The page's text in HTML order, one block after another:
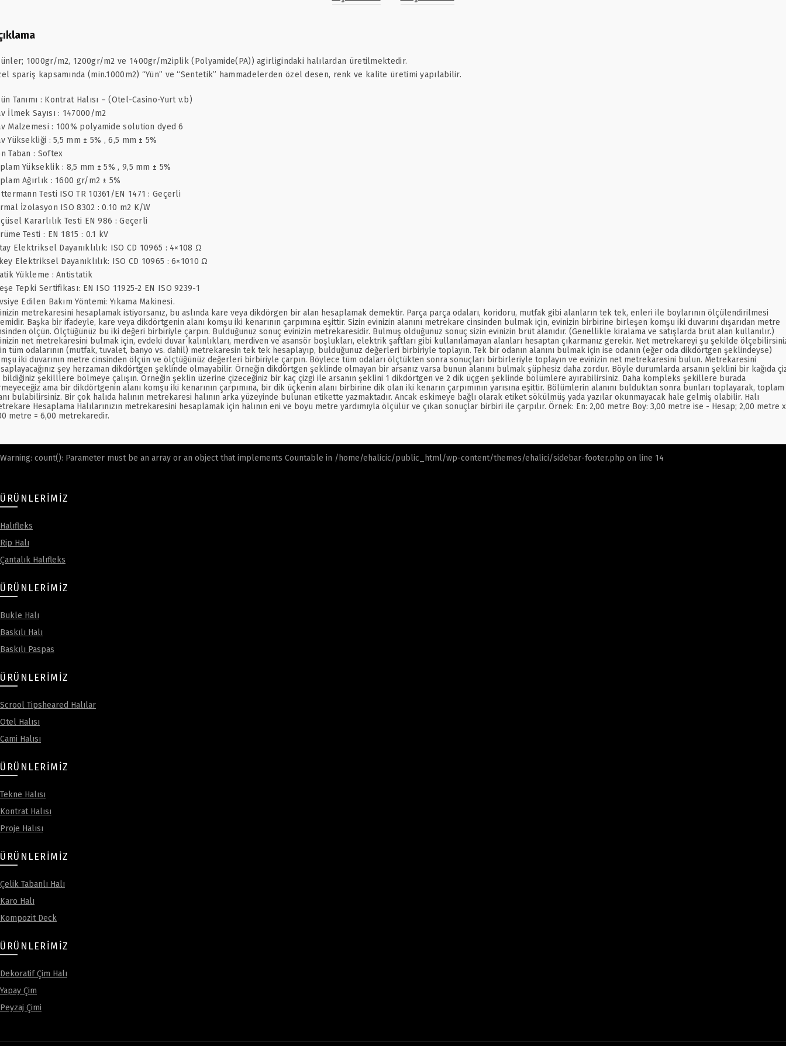
1000gr/m2, 1200gr/m2 ve 1400gr/m2iplik (Polyamide(PA)) agirligindaki halılardan üretilmektedir.
spariş kapsamında (min.1000m2) “Yün” ve “Sentetik” hammadelerden özel desen, renk ve kalite üretimi yapılabilir.
Tanımı : Kontrat Halısı – (Otel-Casino-Yurt v.b)
İlmek Sayısı : 147000/m2
Malzemesi : 100% polyamide solution dyed 6
Yüksekliği : 5,5 mm ± 5% , 6,5 mm ± 5%
Taban : Softex
Yükseklik : 8,5 mm ± 5% , 9,5 mm ± 5%
Ağırlık : 1600 gr/m2 ± 5%
Testi ISO TR 10361/EN 1471 : Geçerli
İzolasyon ISO 8302 : 0.10 m2 K/W
Kararlılık Testi EN 986 : Geçerli
Testi : EN 1815 : 0.1 kV
Elektriksel Dayanıklılık: ISO CD 10965 : 4×108 Ω
Elektriksel Dayanıklılık: ISO CD 10965 : 6×1010 Ω
Yükleme : Antistatik
Tepki Sertifikası: EN ISO 11925-2 EN ISO 9239-1
Edilen Bakım Yöntemi: Yıkama Makinesi.
metrekaresini hesaplamak istiyorsanız, bu aslında kare veya dikdörgen bir alan hesaplamak demektir. Parça parça odaları, koridoru, mutfak gibi alanların tek tek, enleri ile boylarının ölçülendirilmesi
Başka bir ifadeyle, kare veya dikdörtgenin alanı komşu iki kenarının çarpımına eşittir. Sizin evinizin alanını metrekare cinsinden bulmak için, evinizin birbirine birleşen komşu iki duvarını dışarıdan metre
ölçün. Ölçtüğünüz bu iki değeri birbiriyle çarpın. Bulduğunuz sonuç evinizin metrekaresidir. Bulmuş olduğunuz sonuç sizin evinizin brüt alanıdır. (Genellikle kiralama ve satışlarda brüt alan kullanılır.)
net metrekaresini bulmak için, evdeki duvar kalınlıkları, merdiven ve asansör boşlukları, elektrik şaftları gibi kullanılamayan alanları hesaptan çıkarmanız gerekir. Net metrekareyi şu şekilde
tüm odalarının (mutfak, tuvalet, banyo vs. dahil) metrekaresin tek tek hesaplayıp, bulduğunuz değerleri birbiriyle toplayın. Tek bir odanın alanını bulmak için ise odanın (eğer oda dikdörtgen şeklindeyse)
iki duvarının metre cinsinden ölçün ve ölçtüğünüz değerleri birbiriyle çarpın. Böylece tüm odaları ölçtükten sonra sonuçları birbirleriyle toplayın ve evinizin net metrekaresini bulun. Metrekaresini
şey herzaman dikdörtgen şeklinde olmayabilir. Örneğin dikdörtgen şeklinde olmayan bir arsanız varsa bunun alanını bulmak şüphesiz daha zordur. Böyle durumlarda arsanın şeklini bir kağıda
bildiğiniz şekilllere bölmeye çalışın. Örneğin şeklin üzerine çizeceğiniz bir kaç çizgi ile arsanın şeklini 1 dikdörtgen ve 2 dik üçgen şeklinde bölümlere ayırabilirsiniz. Daha kompleks şekillere burada
ama bir dikdörtgenin alanı komşu iki kenarının çarpımına, bir dik üçkenin alanı birbirine dik olan iki kenarın çarpımının yarısına eşittir. Bölümlerin alanını bulduktan sonra bunları toplayarak, toplam
bulabilirsiniz. Bir çok halıda halının metrekaresi halının arka yüzeyinde bulunan etikette yazmaktadır. Ancak eskimeye bağlı olarak etiket sökülmüş yada yazılar okunmayacak hale gelmiş olabilir. Halı
Hesaplama Halılarınızın metrekaresini hesaplamak için halının eni ve boyu metre yardımıyla ölçülür ve çıkan sonuçlar birbiri ile çarpılır. Örnek: En: 2,00 metre Boy: 3,00 metre ise - Hesap; 2,00 metre x
metre = 6,00 metrekaredir.
Warning: count(): Parameter must be an array or an object that implements Countable in /home/ehalicic/public_html/wp-content/themes/ehalici/sidebar-footer.php on line 14
ÜRÜNLERIMIZ
Halıfleks
Rip Halı
Çantalık Halıfleks
ÜRÜNLERIMIZ
Bukle Halı
Baskılı Halı
Baskılı Paspas
ÜRÜNLERIMIZ
Scrool Tipsheared Halılar
Otel Halısı
Cami Halısı
ÜRÜNLERIMIZ
Tekne Halısı
Kontrat Halısı
Proje Halısı
ÜRÜNLERIMIZ
Çelik Tabanlı Halı
Karo Halı
Kompozit Deck
ÜRÜNLERIMIZ
Dekoratif Çim Halı
Yapay Çim
Peyzaj Çimi